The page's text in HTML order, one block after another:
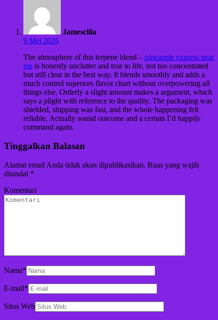
Jamesclila
9 Mei 2026
The atmosphere of this terpene blend – pineapple express near
me is honestly unclutter and true to life, not too concentrated
but still clear in the best way. It blends smoothly and adds a
much control superiors flavor chart without overpowering all
things else. Orderly a slight amount makes a argument, which
says a plight with reference to the quality. The packaging was
shielded, shipping was fast, and the whole happening felt
reliable. Actually sound outcome and a certain I’d happily
command again.
Tinggalkan Balasan
Alamat email Anda tidak akan dipublikasikan. Ruas yang wajib
ditandai *
Komentari
Nama*
E-mail*
Situs Web